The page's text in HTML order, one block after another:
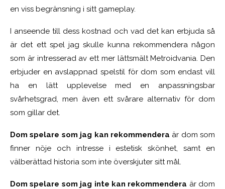
en viss begränsning i sitt gameplay.
I anseende till dess kostnad och vad det kan erbjuda så
är det ett spel jag skulle kunna rekommendera någon
som är intresserad av ett mer lättsmält Metroidvania. Den
erbjuder en avslappnad spelstil för dom som endast vill
ha en lätt upplevelse med en anpassningsbar
svårhetsgrad, men även ett svårare alternativ för dom
som gillar det.
Dom spelare som jag kan rekommendera är dom som
finner nöje och intresse i estetisk skönhet, samt en
välberättad historia som inte överskjuter sitt mål.
Dom spelare som jag inte kan rekommendera är dom